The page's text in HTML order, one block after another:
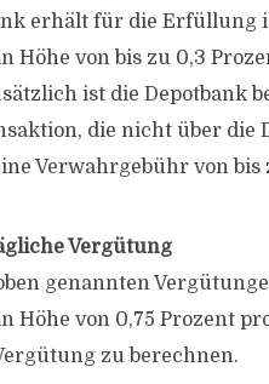
erhält für die Erfüllung
Höhe von bis zu 0,3
ist die Depotbank
die nicht über die
Verwahrgebühr von bis
Vergütung
genannten
Höhe von 0,75 Prozent
zu berechnen.